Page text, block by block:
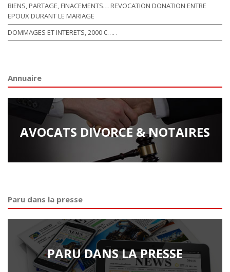
BIENS, PARTAGE, FINACEMENTS… REVOCATION DONATION ENTRE
EPOUX DURANT LE MARIAGE
DOMMAGES ET INTERETS, 2000 €…. .
Annuaire
AVOCATS DIVORCE & NOTAIRES
Paru dans la presse
PARU DANS LA PRESSE